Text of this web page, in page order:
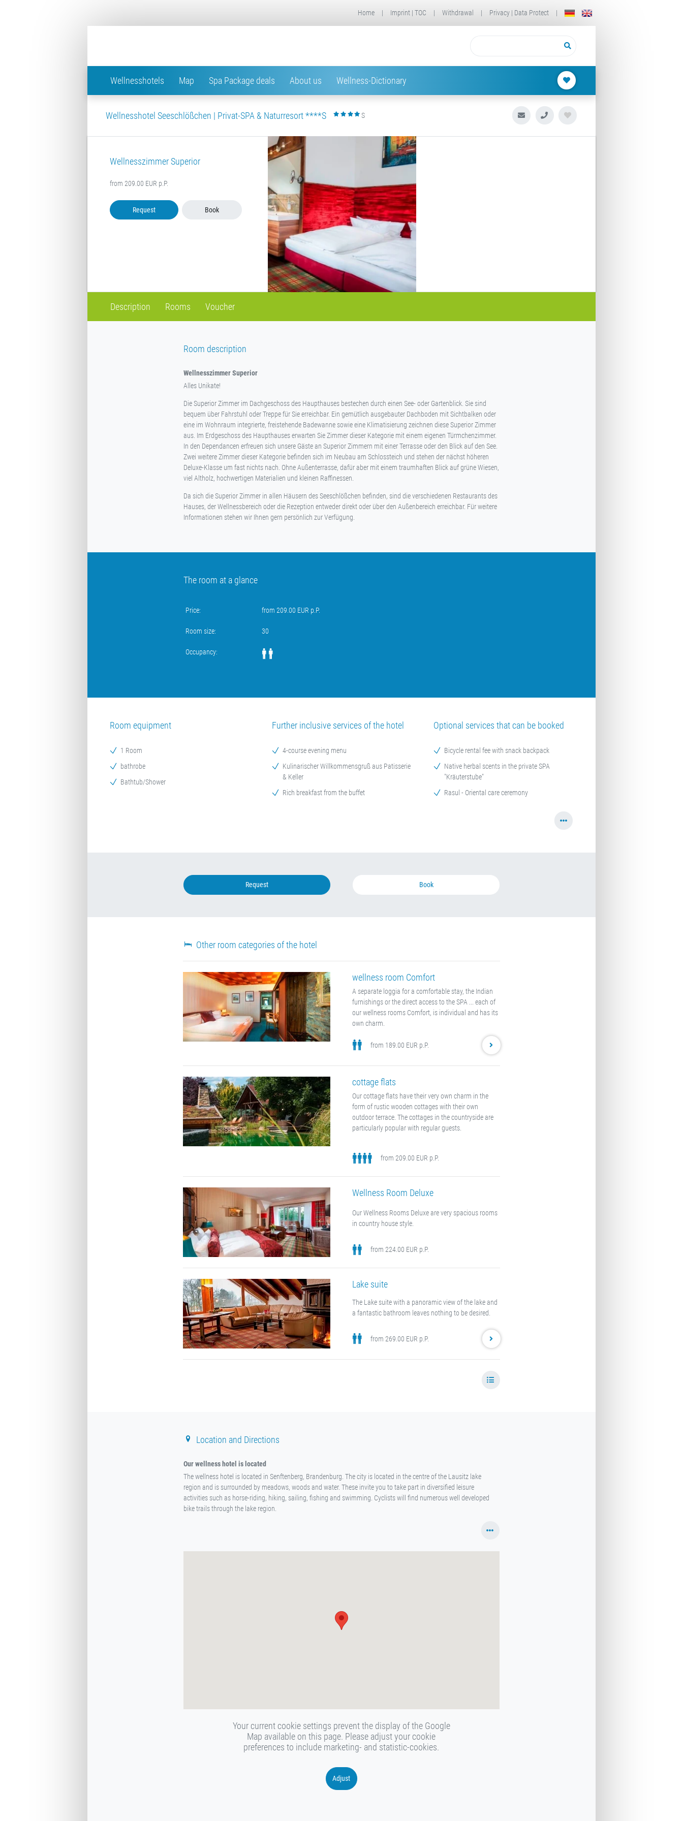
Home | Imprint | TOC | Withdrawal | Privacy | Data Protect |
Wellnesshotels Map Spa Package deals About us Wellness-Dictionary
Wellnesshotel Seeschlößchen | Privat-SPA & Naturresort ****S S
Wellnesszimmer Superior
from 209.00 EUR p.P.
Request Book
Description Rooms Voucher
Room description
Wellnesszimmer Superior
Alles Unikate!
Die Superior Zimmer im Dachgeschoss des Haupthauses bestechen durch einen See- oder Gartenblick. Sie sind
bequem über Fahrstuhl oder Treppe für Sie erreichbar. Ein gemütlich ausgebauter Dachboden mit Sichtbalken oder
eine im Wohnraum integrierte, freistehende Badewanne sowie eine Klimatisierung zeichnen diese Superior Zimmer
aus. Im Erdgeschoss des Haupthauses erwarten Sie Zimmer dieser Kategorie mit einem eigenen Türmchenzimmer.
In den Dependancen erfreuen sich unsere Gäste an Superior Zimmern mit einer Terrasse oder den Blick auf den See.
Zwei weitere Zimmer dieser Kategorie befinden sich im Neubau am Schlossteich und stehen der nächst höheren
Deluxe-Klasse um fast nichts nach. Ohne Außenterrasse, dafür aber mit einem traumhaften Blick auf grüne Wiesen,
viel Altholz, hochwertigen Materialien und kleinen Raffinessen.
Da sich die Superior Zimmer in allen Häusern des Seeschlößchen befinden, sind die verschiedenen Restaurants des
Hauses, der Wellnessbereich oder die Rezeption entweder direkt oder über den Außenbereich erreichbar. Für weitere
Informationen stehen wir Ihnen gern persönlich zur Verfügung.
The room at a glance
Price: from 209.00 EUR p.P.
Room size: 30
Occupancy:
Room equipment
1 Room
bathrobe
Bathtub/Shower
Further inclusive services of the hotel
4-course evening menu
Kulinarischer Willkommensgruß aus Patisserie
& Keller
Rich breakfast from the buffet
Optional services that can be booked
Bicycle rental fee with snack backpack
Native herbal scents in the private SPA
"Kräuterstube"
Rasul - Oriental care ceremony
Request Book
Other room categories of the hotel
wellness room Comfort
A separate loggia for a comfortable stay, the Indian
furnishings or the direct access to the SPA ... each of
our wellness rooms Comfort, is individual and has its
own charm.
from 189.00 EUR p.P.
cottage flats
Our cottage flats have their very own charm in the
form of rustic wooden cottages with their own
outdoor terrace. The cottages in the countryside are
particularly popular with regular guests.
from 209.00 EUR p.P.
Wellness Room Deluxe
Our Wellness Rooms Deluxe are very spacious rooms
in country house style.
from 224.00 EUR p.P.
Lake suite
The Lake suite with a panoramic view of the lake and
a fantastic bathroom leaves nothing to be desired.
from 269.00 EUR p.P.
Location and Directions
Our wellness hotel is located
The wellness hotel is located in Senftenberg, Brandenburg. The city is located in the centre of the Lausitz lake
region and is surrounded by meadows, woods and water. These invite you to take part in diversified leisure
activities such as horse-riding, hiking, sailing, fishing and swimming. Cyclists will find numerous well developed
bike trails through the lake region.
Your current cookie settings prevent the display of the Google
Map available on this page. Please adjust your cookie
preferences to include marketing- and statistic-cookies.
Adjust